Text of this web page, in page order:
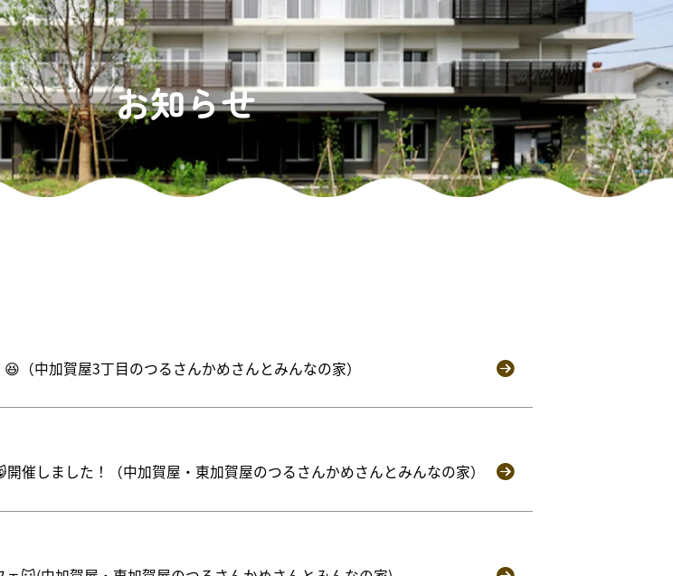
お知らせ
（中加賀屋3丁目のつるさんかめさんとみんなの家）
催しました！（中加賀屋・東加賀屋のつるさんかめさんとみんなの家）